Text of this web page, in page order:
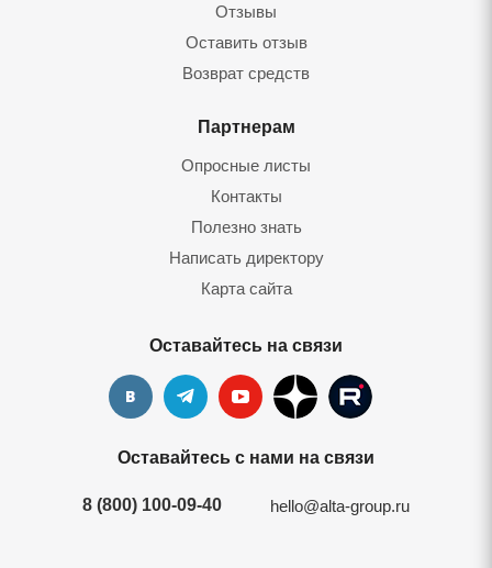
Отзывы
Оставить отзы
Возврат средст
Партнерам
Опросные листы
Контакты
Полезно знать
Написать директору
Карта сайта
Оставайтесь на связи
Оставайтесь с нами на связи
8 (800) 100-09-40 hello@alta-group.ru